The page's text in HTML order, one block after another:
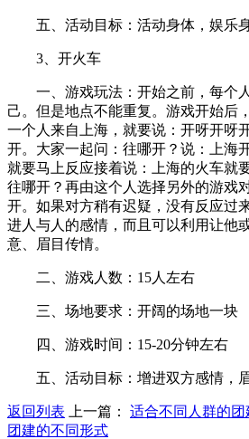
五、活动目标：活动身体，娱乐身
3、开火车
一、游戏玩法：开始之前，每个
己。但是地点不能重复。游戏开始后
一个人来自上海，就要说：开呀开呀
开。大家一起问：往哪开？说：上海
就要马上反应接着说：上海的火车就
往哪开？再由这个人选择另外的游戏
开。如果对方稍有迟疑，没有反应过
进人与人的感情，而且可以利用让他
意、眉目传情。
二、游戏人数：15人左右
三、场地要求：开阔的场地一块
四、游戏时间：15-20分钟左右
五、活动目标：增进双方感情，
返回列表 上一篇： 适合不同人群的团
团建的不同形式